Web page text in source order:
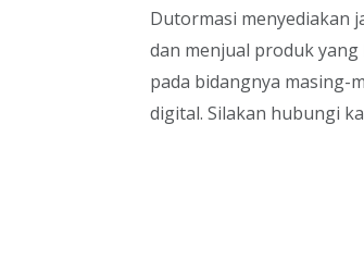
Dutormasi menyediakan
dan menjual produk
pada bidangnya masing-
digital. Silakan hubungi